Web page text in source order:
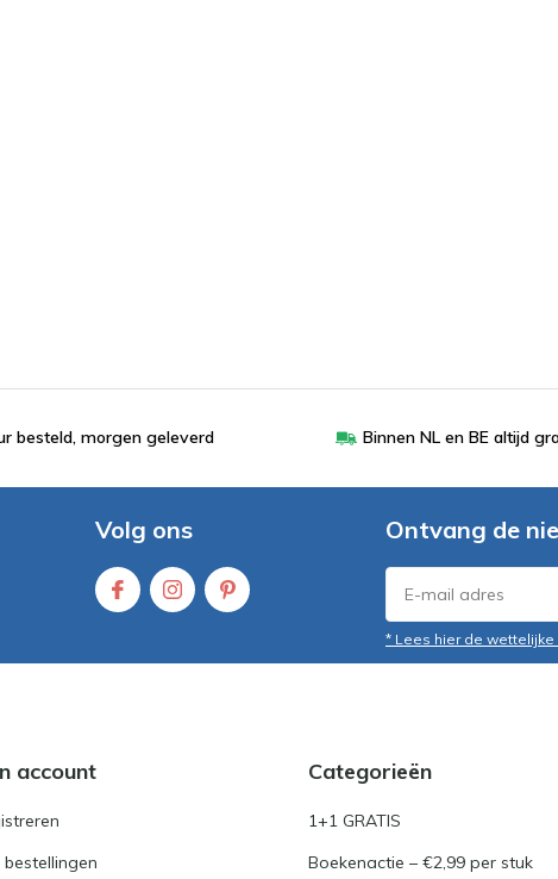
besteld, morgen geleverd Binnen NL en BE altijd
Volg ons Ontvang de
* Lees hier de
account
bestellingen
Categorieën
1+1 GRATIS
Boekenactie – €2,99 per stuk